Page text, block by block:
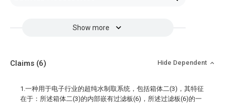
Show more
Claims (6) Hide Dependent
1.一种用于电子行业的超纯水制取系统，包括箱体二(3)，其特征
在于：所述箱体二(3)的内部嵌有过滤板(6)，所述过滤板(6)的一